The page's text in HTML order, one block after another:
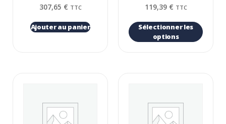
307,65 € TTC
Ajouter au panier
119,39 € TTC
Sélectionner les
options